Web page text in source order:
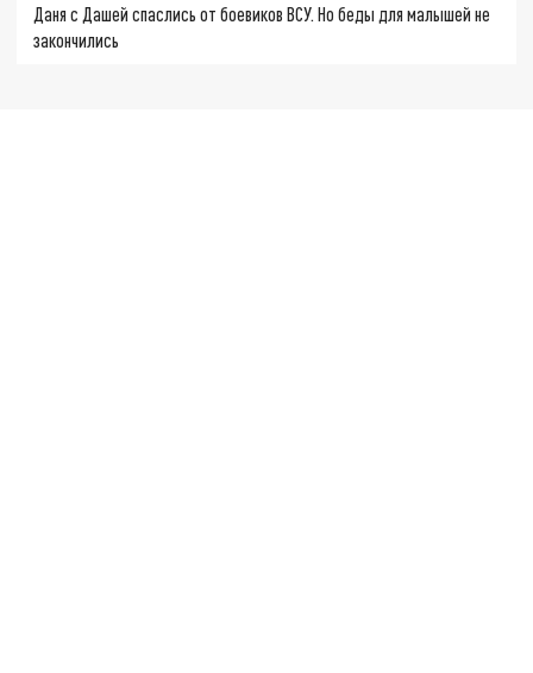
Даня с Дашей спаслись от боевиков ВСУ. Но беды для малышей не
закончились